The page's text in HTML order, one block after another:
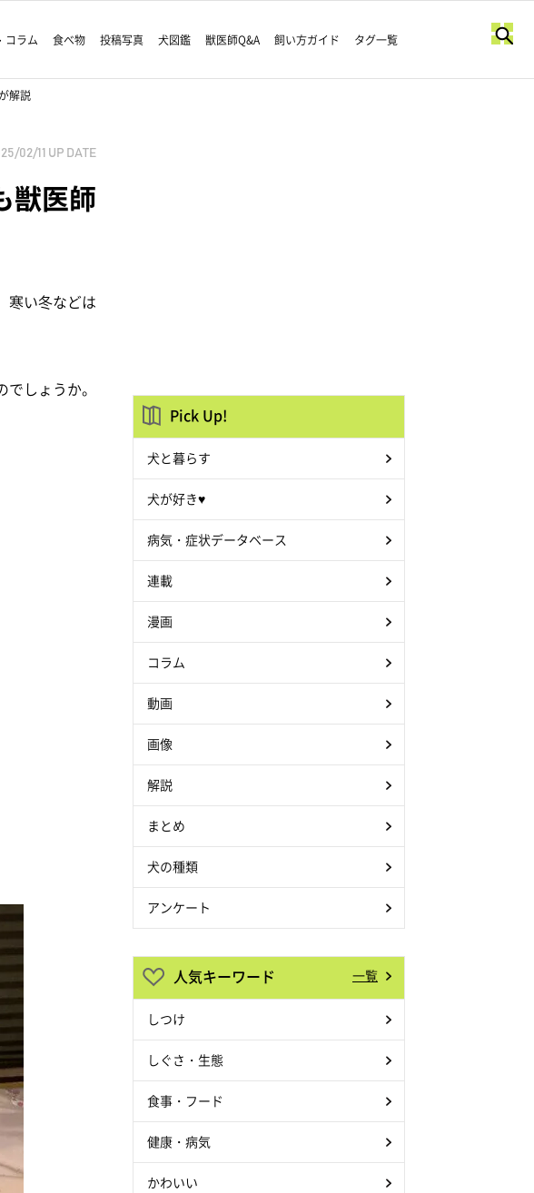
コラム 食べ物 投稿写真 犬図鑑 獣医師Q&A 飼い方ガイド タグ一覧
解説
02/11 UP DATE
獣医師
寒い冬などは
しょうか。
Pick Up!
犬と暮らす
犬が好き♥
病気・症状データベース
連載
漫画
コラム
動画
画像
解説
まとめ
犬の種類
アンケート
人気キーワード 一覧
しつけ
しぐさ・生態
食事・フード
健康・病気
かわいい